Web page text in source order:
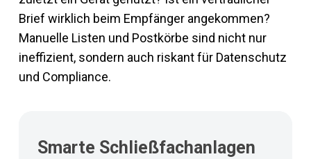
Brief wirklich beim Empfänger angekommen?
Manuelle Listen und Postkörbe sind nicht nur
ineffizient, sondern auch riskant für Datenschutz
und Compliance.
Smarte Schließfachanlagen